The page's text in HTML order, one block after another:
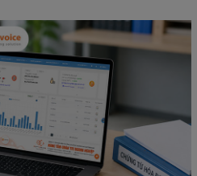
được những án phạt hành
rõ […]